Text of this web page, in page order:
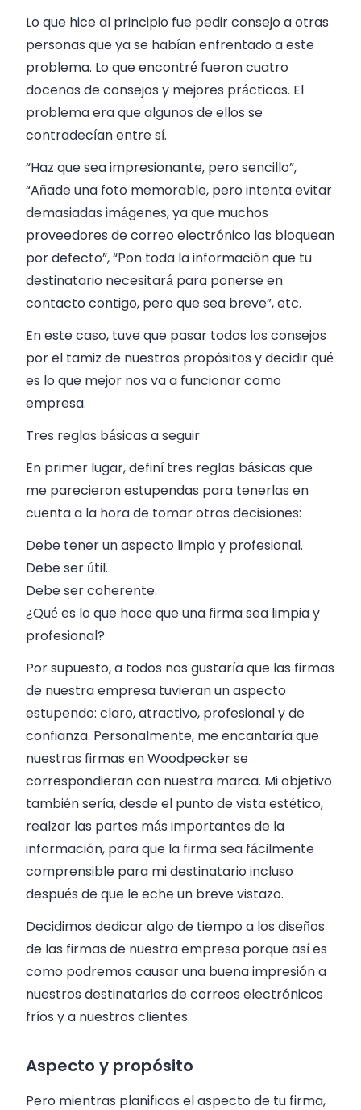
Lo que hice al principio fue pedir consejo a otras
personas que ya se habían enfrentado a este
problema. Lo que encontré fueron cuatro
docenas de consejos y mejores prácticas. El
problema era que algunos de ellos se
contradecían entre sí.
“Haz que sea impresionante, pero sencillo”,
“Añade una foto memorable, pero intenta evitar
demasiadas imágenes, ya que muchos
proveedores de correo electrónico las bloquean
por defecto”, “Pon toda la información que tu
destinatario necesitará para ponerse en
contacto contigo, pero que sea breve”, etc.
En este caso, tuve que pasar todos los consejos
por el tamiz de nuestros propósitos y decidir qué
es lo que mejor nos va a funcionar como
empresa.
Tres reglas básicas a seguir
En primer lugar, definí tres reglas básicas que
me parecieron estupendas para tenerlas en
cuenta a la hora de tomar otras decisiones:
Debe tener un aspecto limpio y profesional.
Debe ser útil.
Debe ser coherente.
¿Qué es lo que hace que una firma sea limpia y
profesional?
Por supuesto, a todos nos gustaría que las firmas
de nuestra empresa tuvieran un aspecto
estupendo: claro, atractivo, profesional y de
confianza. Personalmente, me encantaría que
nuestras firmas en Woodpecker se
correspondieran con nuestra marca. Mi objetivo
también sería, desde el punto de vista estético,
realzar las partes más importantes de la
información, para que la firma sea fácilmente
comprensible para mi destinatario incluso
después de que le eche un breve vistazo.
Decidimos dedicar algo de tiempo a los diseños
de las firmas de nuestra empresa porque así es
como podremos causar una buena impresión a
nuestros destinatarios de correos electrónicos
fríos y a nuestros clientes.
Aspecto y propósito
Pero mientras planificas el aspecto de tu firma,